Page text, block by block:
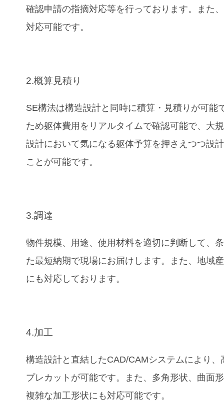
確認申請の指摘対応等を行っております。また
対応可能です。
2.概算見積り
SE構法は構造設計と同時に積算・見積りが可能
ため躯体費用をリアルタイムで確認可能で、大
設計において気になる躯体予算を押さえつつ設
ことが可能です。
3.調達
物件規模、用途、使用材料を適切に判断して、
た最短納期で現場にお届けします。また、地域
にも対応しております。
4.加工
構造設計と直結したCAD/CAMシステムにより、
プレカットが可能です。また、多角形状、曲面
複雑な加工形状にも対応可能です。